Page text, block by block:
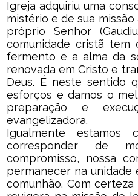
Igreja adquiriu uma
mistério e de sua
próprio Senhor
comunidade cristã tem
fermento e a alma da
renovada em Cristo e
Deus. É neste sentido
esforços e damos o
preparação e
evangelizadora.
Igualmente
corresponder de
compromisso, nossa
permanecer na unidade
comunhão. Com